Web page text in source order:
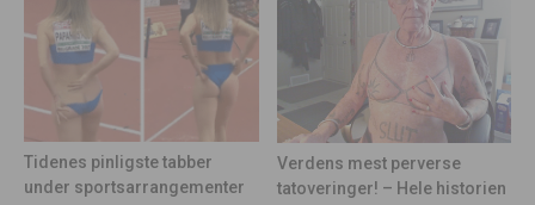
Tidenes pinligste tabber
under sportsarrangementer
Verdens mest perverse
tatoveringer! – Hele historien